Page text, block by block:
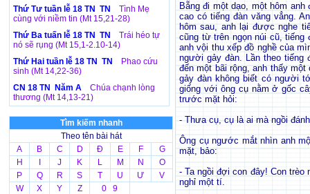
Thứ Tư tuần lễ 18 TN TN
Tình Mẹ
cùng với niềm tin (Mt 15,21-28)
Thứ Ba tuấn lễ 18 TN TN
Trái héo tự
nó sẽ rụng (Mt 15,1-2.10-14)
Thứ Hai tuần lễ 18 TN TN
Phao cứu
sinh (Mt 14,22-36)
CN 18 TN Năm A
Chúa chạnh lòng
thương (Mt 14,13-21)
Tìm kiếm nhanh
Theo tên bài hát
A
B C D Đ E F
G
H
J K L M N
O
P
Q R S T U Ư
V
W
X Y Z
0 9
Bẵng đi một dạo, một hôm anh
cao có tiếng đàn văng vẳng.
hôm sau, anh lại được nghe
cũng từ trên ngọn núi cũ, tiếng
anh vội thu xếp đồ nghề của
người gảy đàn. Lần theo tiếng
đến một bãi rộng, anh thấy
gảy đàn không biết có người
giống với ông cụ nằm ở gốc
trước mặt hỏi:
- Thưa cụ, cụ là ai mà ngồi
Ông cụ ngước mắt nhìn anh
mặt, bảo:
- Ta ngồi đợi con đây! Con trèo
nghỉ một tí.